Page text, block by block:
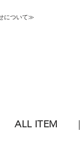
について≫
ALL ITEM